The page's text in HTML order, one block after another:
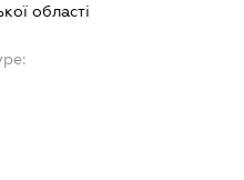
області